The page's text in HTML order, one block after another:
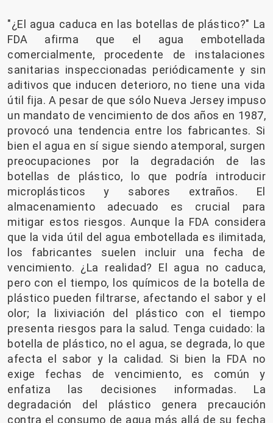
"¿El agua caduca en las botellas de plástico?" La
FDA afirma que el agua embotellada
comercialmente, procedente de instalaciones
sanitarias inspeccionadas periódicamente y sin
aditivos que inducen deterioro, no tiene una vida
útil fija. A pesar de que sólo Nueva Jersey impuso
un mandato de vencimiento de dos años en 1987,
provocó una tendencia entre los fabricantes. Si
bien el agua en sí sigue siendo atemporal, surgen
preocupaciones por la degradación de las
botellas de plástico, lo que podría introducir
microplásticos y sabores extraños. El
almacenamiento adecuado es crucial para
mitigar estos riesgos. Aunque la FDA considera
que la vida útil del agua embotellada es ilimitada,
los fabricantes suelen incluir una fecha de
vencimiento. ¿La realidad? El agua no caduca,
pero con el tiempo, los químicos de la botella de
plástico pueden filtrarse, afectando el sabor y el
olor; la lixiviación del plástico con el tiempo
presenta riesgos para la salud. Tenga cuidado: la
botella de plástico, no el agua, se degrada, lo que
afecta el sabor y la calidad. Si bien la FDA no
exige fechas de vencimiento, es común y
enfatiza las decisiones informadas. La
degradación del plástico genera precaución
contra el consumo de agua más allá de su fecha